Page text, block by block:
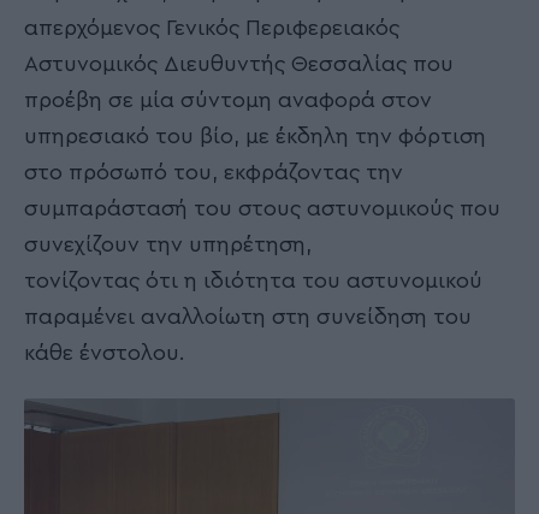
απερχόμενος Γενικός Περιφερειακός
Αστυνομικός Διευθυντής Θεσσαλίας που
προέβη σε μία σύντομη αναφορά στον
υπηρεσιακό του βίο, με έκδηλη την φόρτιση
στο πρόσωπό του, εκφράζοντας την
συμπαράστασή του στους αστυνομικούς που
συνεχίζουν την υπηρέτηση,
τονίζοντας ότι η ιδιότητα του αστυνομικού
παραμένει αναλλοίωτη στη συνείδηση του
κάθε ένστολου.